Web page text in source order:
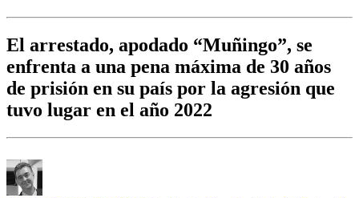
El arrestado, apodado “Muñingo”, se
enfrenta a una pena máxima de 30 años
de prisión en su país por la agresión que
tuvo lugar en el año 2022